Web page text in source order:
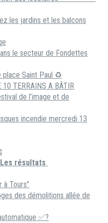
les jardins et les balcons
le secteur de Fondettes
place Saint Paul ♻️
10 TERRAINS A BÂTIR
de l’image et de
incendie mercredi 13
résultats
à Tours”
des démolitions allée de
✅?